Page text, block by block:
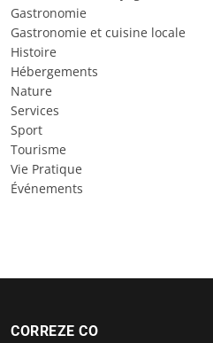
Gastronomie
Gastronomie et cuisine locale
Histoire
Hébergements
Nature
Services
Sport
Tourisme
Vie Pratique
Événements
CORREZE CO